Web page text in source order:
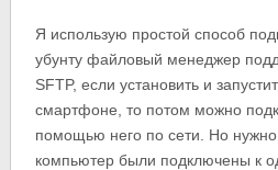
Я использую простой способ
убунту файловый менеджер
SFTP, если установить и
смартфоне, то потом можно
помощью него по сети. Но
компьютер были подключены к